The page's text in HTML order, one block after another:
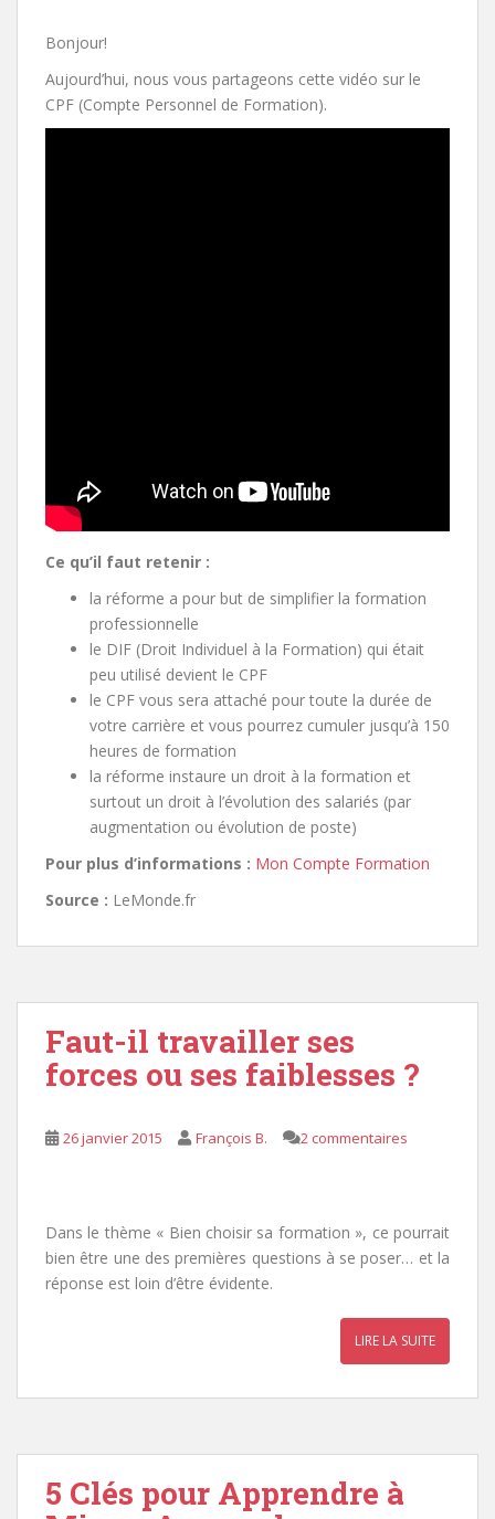
Bonjour!
Aujourd’hui, nous vous partageons cette vidéo sur le
CPF (Compte Personnel de Formation).
Ce qu’il faut retenir :
la réforme a pour but de simplifier la formation
professionnelle
le DIF (Droit Individuel à la Formation) qui était
peu utilisé devient le CPF
le CPF vous sera attaché pour toute la durée de
votre carrière et vous pourrez cumuler jusqu’à 150
heures de formation
la réforme instaure un droit à la formation et
surtout un droit à l’évolution des salariés (par
augmentation ou évolution de poste)
Pour plus d’informations : Mon Compte Formation
Source : LeMonde.fr
Faut-il travailler ses
forces ou ses faiblesses ?
26 janvier 2015 François B. 2 commentaires
Dans le thème « Bien choisir sa formation », ce pourrait
bien être une des premières questions à se poser… et la
réponse est loin d’être évidente.
LIRE LA SUITE
5 Clés pour Apprendre à